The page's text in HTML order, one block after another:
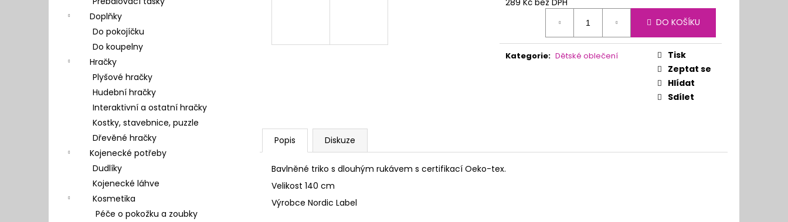
Doplňky
Do pokojíčku
Do koupelny
Hračky
Plyšové hračky
Hudební hračky
Interaktivní a ostatní hračky
Kostky, stavebnice, puzzle
Dřevěné hračky
Kojenecké potřeby
Dudlíky
Kojenecké láhve
Kosmetika
Péče o pokožku a zoubky
DO KOŠÍKU
Kategorie: Dětské oblečení
Tisk
Zeptat se
Hlídat
Sdílet
Popis Diskuze
Bavlněné triko s dlouhým rukávem s certifikací Oeko-tex.
Velikost 140 cm
Výrobce Nordic Label